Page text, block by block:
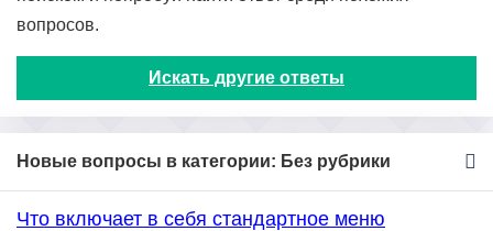
вопросов.
Искать другие ответы
Новые вопросы в категории: Без рубрики
Что включает в себя стандартное меню